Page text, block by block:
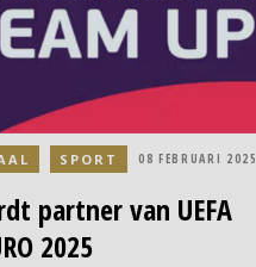
partner van UEFA
2025
SPORT 08 FEBRUARI 2025